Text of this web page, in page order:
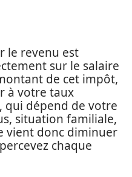
le revenu est
sur le salaire
de cet impôt,
à votre taux
qui dépend de votre
situation familiale,
vient donc diminuer
chaque